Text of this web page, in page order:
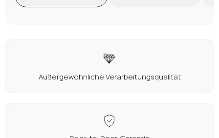
Konto erstellen
Außergewöhnliche Verarbeitungsqualität